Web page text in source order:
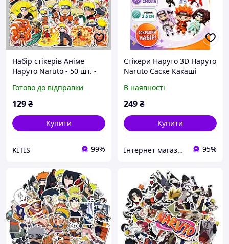
Набір стікерів Аніме
Наруто Naruto - 50 шт. -
різних поверхонь
Готово до відправки
129₴
Купити
KITIS 99%
Стікери Наруто 3D Наруто
Naruto Саске Какаші
вироби зі смоли 3,5 см 6
шт
В наявності
249₴
Купити
Інтернет магазин товарів оптом "Оптовичок" 95%